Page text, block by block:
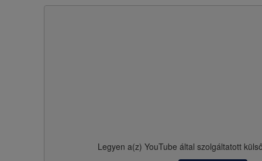
Legyen a(z) YouTube által szolgáltatott